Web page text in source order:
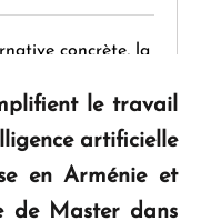
concrète, la
et d'avenir
le travail
artificielle
en Arménie et
de Master dans